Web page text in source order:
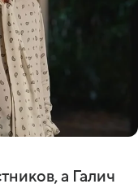
а Галич